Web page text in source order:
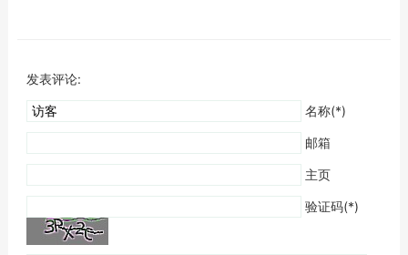
发表评论:
名称(*)
邮箱
主页
验证码(*)